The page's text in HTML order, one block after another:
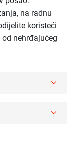
na radnu
koristeći
nehrđajućeg